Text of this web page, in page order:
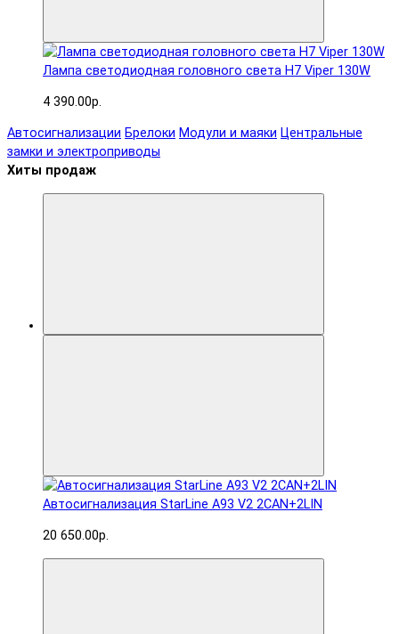
Лампа светодиодная головного света H7 Viper 130W
4 390.00р.
Автосигнализации Брелоки Модули и маяки Центральные
замки и электроприводы
Хиты продаж
Автосигнализация StarLine A93 V2 2CAN+2LIN
20 650.00р.